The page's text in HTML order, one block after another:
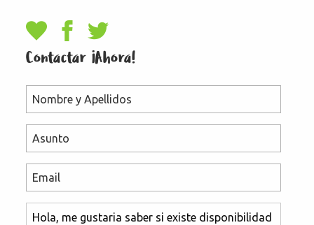
Contactar ¡Ahora!